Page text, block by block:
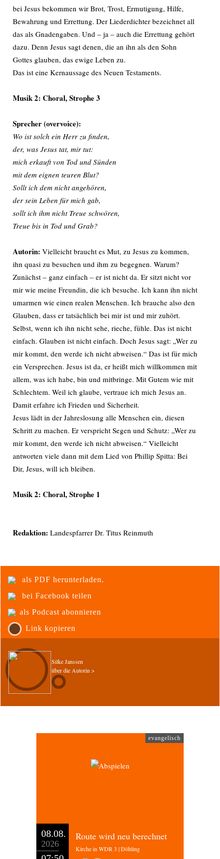
bei Jesus bekommen wir Brot, Trost, Ermutigung, Hilfe,
Bewahrung und Errettung. Der Liederdichter bezeichnet all
das als Gnadengaben. Und – ja – auch die Errettung gehört
dazu. Denn Jesus sagt denen, die an ihn als den Sohn
Gottes glauben, das ewige Leben zu.
Das ist eine Kernaussage des Neuen Testaments.
Musik 2: Choral,Strophe 3
Sprecher (overvoice):
Wo ist solch ein Herr zu finden,
der, was Jesus tat, mir tut:
mich erkauft von Tod und Sünden
mit dem eignen teuren Blut?
Sollt ich dem nicht angehören,
der sein Leben für mich gab,
sollt ich ihm nicht Treue schwören,
Treue bis in Tod und Grab?
Autorin: Vielleicht braucht es Mut, zu Jesus zu kommen,
ihn quasi zu besuchen und ihm zu begegnen. Warum?
Zunächst – ganz einfach – er ist nicht da. Er sitzt nicht vor
mir wie meine Freundin, die ich besuche. Ich kann ihn nicht
umarmen wie einen realen Menschen. Ich brauche also den
Glauben, dass er tatsächlich bei mir ist und mir zuhört.
Selbst, wenn ich ihn nicht sehe, rieche, fühle. Das ist nicht
einfach. Glauben ist nicht einfach. Doch Jesus sagt: „Wer zu
mir kommt, den werde ich nicht abweisen.“ Das ist für mich
ein Versprechen. Jesus ist da, er heißt mich willkommen mit
allem, was ich habe, bin und mitbringe. Mit Gutem wie mit
Schlechtem. Weil ich glaube, vertraue ich mich Jesus an.
Damit erfahre ich Frieden und Sicherheit.
Jesus lädt in der Jahreslosung alle Menschen ein, diesen
Schritt zu machen. Er verspricht Segen und Schutz: „Wer zu
mir kommt, den werde ich nicht abweisen.“ Vielleicht
antworten viele dann mit dem Lied von Phillip Spitta: Bei
Dir, Jesus, will ich bleiben.
Musik 2: Choral,Strophe 1
Redaktion: Landespfarrer Dr. Titus Reinmuth
als PDF herunterladen.
bei Facebook teilen
als Podcast abonnieren
Link kopieren
Silke Janssen
über die Autorin >
evangelisch
08.08.
2026
Route wird neu berechnet
Kirche in WDR 3 | Döhling